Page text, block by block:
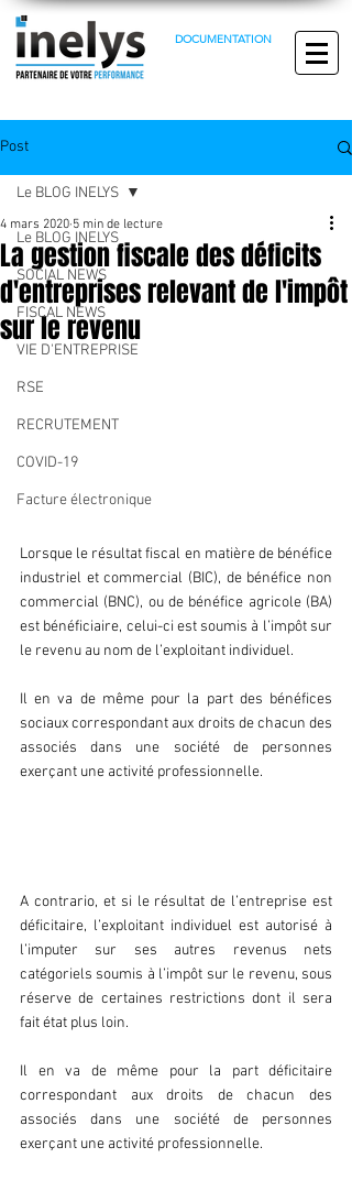
DOCUMENTATION
Post
Le BLOG INELYS
SOCIAL NEWS
FISCAL NEWS
VIE D'ENTREPRISE
RSE
RECRUTEMENT
COVID-19
Facture électronique
Le BLOG INELYS
La gestion fiscale des déficits
d'entreprises relevant de l'impôt
sur le revenu
4 mars 2020 5 min de lecture
01 RAPPEL DU PRINCIPE GÉNÉRAL
D'IMPOSITION DES REVENUS
a. La prise en compte des
bénéfices
Lorsque le résultat fiscal en matière de bénéfice
industriel et commercial (BIC), de bénéfice non
commercial (BNC), ou de bénéfice agricole (BA)
est bénéficiaire, celui-ci est soumis à l’impôt sur
le revenu au nom de l’exploitant individuel.
Il en va de même pour la part des bénéfices
sociaux correspondant aux droits de chacun des
associés dans une société de personnes
exerçant une activité professionnelle.
A contrario, et si le résultat de l’entreprise est
déficitaire, l’exploitant individuel est autorisé à
l’imputer sur ses autres revenus nets
catégoriels soumis à l’impôt sur le revenu, sous
réserve de certaines restrictions dont il sera
fait état plus loin.
Il en va de même pour la part déficitaire
correspondant aux droits de chacun des
associés dans une société de personnes
exerçant une activité professionnelle.